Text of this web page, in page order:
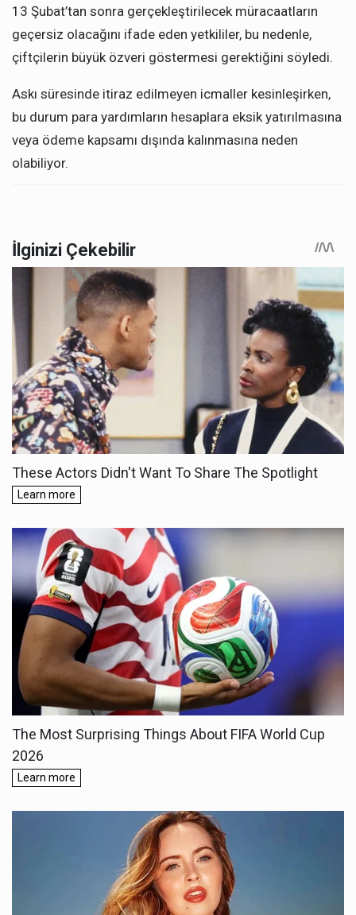
13 Şubat’tan sonra gerçekleştirilecek müracaatların
geçersiz olacağını ifade eden yetkililer, bu nedenle,
çiftçilerin büyük özveri göstermesi gerektiğini söyledi.
Askı süresinde itiraz edilmeyen icmaller kesinleşirken,
bu durum para yardımların hesaplara eksik yatırılmasına
veya ödeme kapsamı dışında kalınmasına neden
olabiliyor.